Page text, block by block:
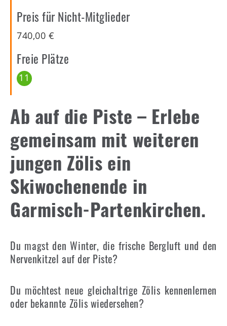
Preis für Nicht-Mitglieder
740,00 €
Freie Plätze
11
Ab auf die Piste – Erlebe
gemeinsam mit weiteren
jungen Zölis ein
Skiwochenende in
Garmisch-Partenkirchen.
Du magst den Winter, die frische Bergluft und den
Nervenkitzel auf der Piste?
Du möchtest neue gleichaltrige Zölis kennenlernen
oder bekannte Zölis wiedersehen?